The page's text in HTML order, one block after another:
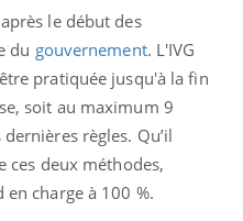
le début des
du gouvernement. L'IVG
pratiquée jusqu'à la fin
soit au maximum 9
règles. Qu’il
ces deux méthodes,
en charge à 100 %.